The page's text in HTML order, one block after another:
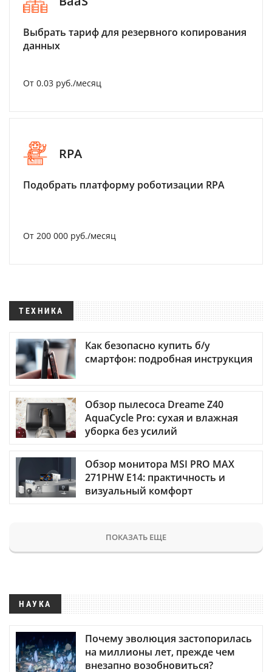
Выбрать тариф для резервного копирования
данных
От 0.03 руб./месяц
RPA
Подобрать платформу роботизации RPA
От 200 000 руб./месяц
ТЕХНИКА
Как безопасно купить б/у
смартфон: подробная инструкция
Обзор пылесоса Dreame Z40
AquaCycle Pro: сухая и влажная
уборка без усилий
Обзор монитора MSI PRO MAX
271PHW E14: практичность и
визуальный комфорт
ПОКАЗАТЬ ЕЩЕ
НАУКА
Почему эволюция застопорилась
на миллионы лет, прежде чем
внезапно возобновиться?